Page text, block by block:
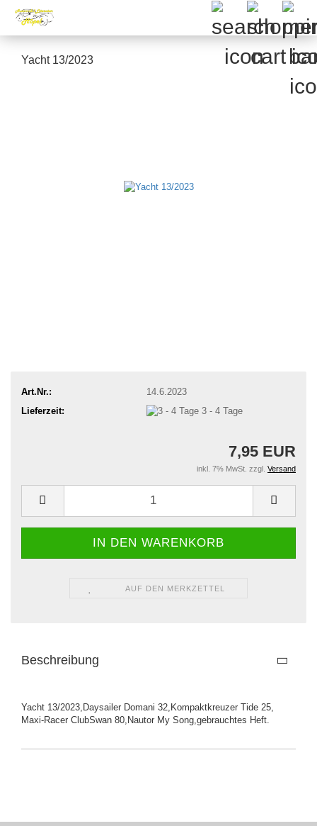
Yacht 13/2023
Art.Nr.:
14.6.2023
Lieferzeit:
3 - 4 Tage
7,95 EUR
inkl. 7% MwSt. zzgl. Versand
AUF DEN MERKZETTEL
Beschreibung
Yacht 13/2023,Daysailer Domani 32,Kompaktkreuzer Tide 25,
Maxi-Racer ClubSwan 80,Nautor My Song,gebrauchtes Heft.